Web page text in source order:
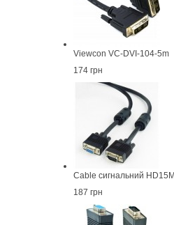
Viewcon VC-DVI-104-5m
174 грн
Cable сигнальний
187 грн